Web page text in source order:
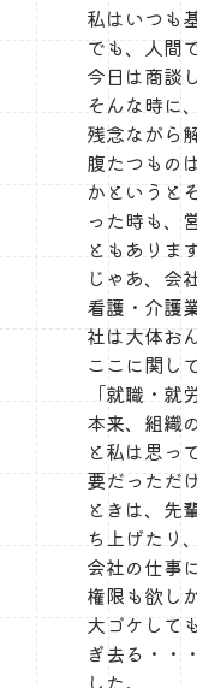
私はいつも
でも、人間
今日は商談
そんな時に
残念ながら
腹たつもの
かというと
った時も、
ともありま
じゃあ、会
看護・介護
社は大体お
ここに関し
「就職・
本来、組織
と私は思っ
要だっただ
ときは、先
ち上げたり
会社の仕事
権限も欲し
大ゴケして
ぎ去る・・
した。